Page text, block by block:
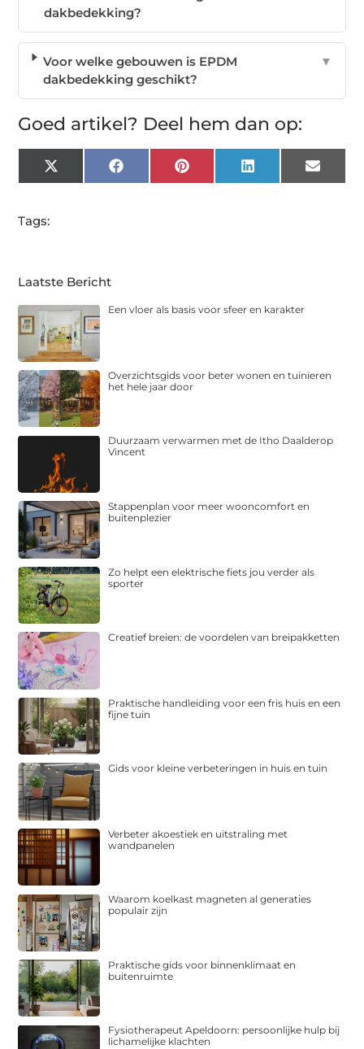
dakbedekking?
Voor welke gebouwen is EPDM
dakbedekking geschikt?
▼
Goed artikel? Deel hem dan op:
X
(Twitter)
FacebookPinterest LinkedIn Email
Tags:
Laatste Bericht
Een vloer als basis voor sfeer en karakter
Overzichtsgids voor beter wonen en tuinieren
het hele jaar door
Duurzaam verwarmen met de Itho Daalderop
Vincent
Stappenplan voor meer wooncomfort en
buitenplezier
Zo helpt een elektrische fiets jou verder als
sporter
Creatief breien: de voordelen van breipakketten
Praktische handleiding voor een fris huis en een
fijne tuin
Gids voor kleine verbeteringen in huis en tuin
Verbeter akoestiek en uitstraling met
wandpanelen
Waarom koelkast magneten al generaties
populair zijn
Praktische gids voor binnenklimaat en
buitenruimte
Fysiotherapeut Apeldoorn: persoonlijke hulp bij
lichamelijke klachten